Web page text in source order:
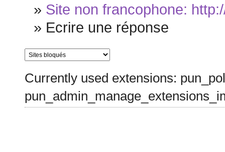
» Site non francophone:
» Ecrire une réponse
Currently used extensions: